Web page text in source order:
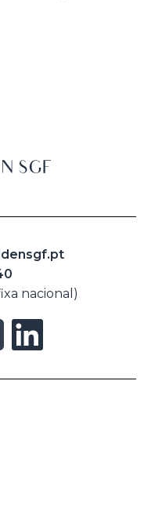
nacional)